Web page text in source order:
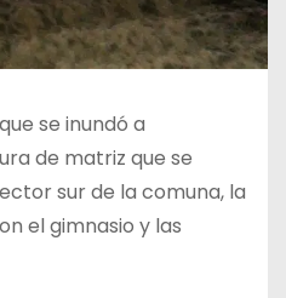
se inundó a
de matriz que se
sur de la comuna, la
el gimnasio y las